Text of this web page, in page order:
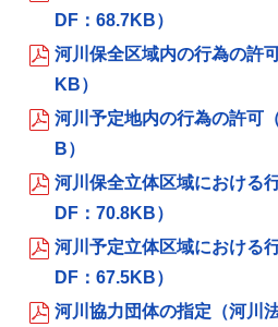
DF：68.7KB）
河川保全区域内の行為の許
KB）
河川予定地内の行為の許可
B）
河川保全立体区域における
DF：70.8KB）
河川予定立体区域における
DF：67.5KB）
河川協力団体の指定（河川